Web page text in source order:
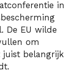
in
De EU wilde
om
juist belangrijk